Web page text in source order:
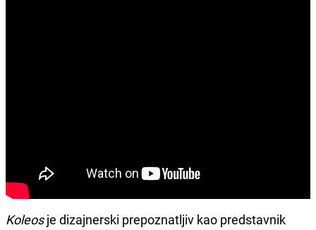
Koleosje dizajnerski prepoznatljiv kao predstavnik